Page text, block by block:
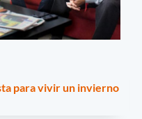
para vivir un invierno